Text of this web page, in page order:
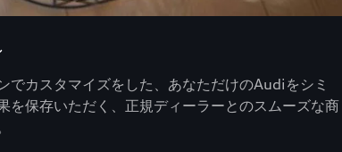
でカスタマイズをした、あなただけのAudiをシミ
を保存いただく、正規ディーラーとのスムーズな商